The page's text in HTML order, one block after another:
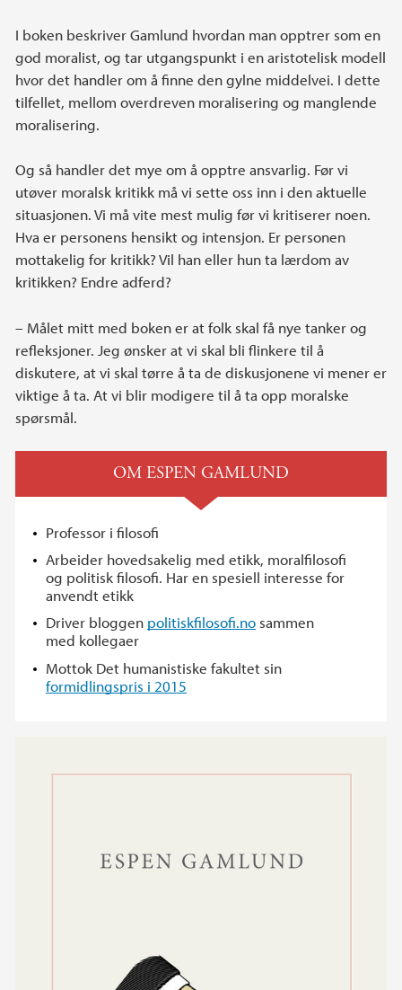
I boken beskriver Gamlund hvordan man opptrer som en
god moralist, og tar utgangspunkt i en aristotelisk modell
hvor det handler om å finne den gylne middelvei. I dette
tilfellet, mellom overdreven moralisering og manglende
moralisering.
Og så handler det mye om å opptre ansvarlig. Før vi
utøver moralsk kritikk må vi sette oss inn i den aktuelle
situasjonen. Vi må vite mest mulig før vi kritiserer noen.
Hva er personens hensikt og intensjon. Er personen
mottakelig for kritikk? Vil han eller hun ta lærdom av
kritikken? Endre adferd?
– Målet mitt med boken er at folk skal få nye tanker og
refleksjoner. Jeg ønsker at vi skal bli flinkere til å
diskutere, at vi skal tørre å ta de diskusjonene vi mener er
viktige å ta. At vi blir modigere til å ta opp moralske
spørsmål.
OM ESPEN GAMLUND
Professor i filosofi
Arbeider hovedsakelig med etikk, moralfilosofi
og politisk filosofi. Har en spesiell interesse for
anvendt etikk
Driver bloggen politiskfilosofi.nosammen
med kollegaer
Mottok Det humanistiske fakultet sin
formidlingspris i 2015